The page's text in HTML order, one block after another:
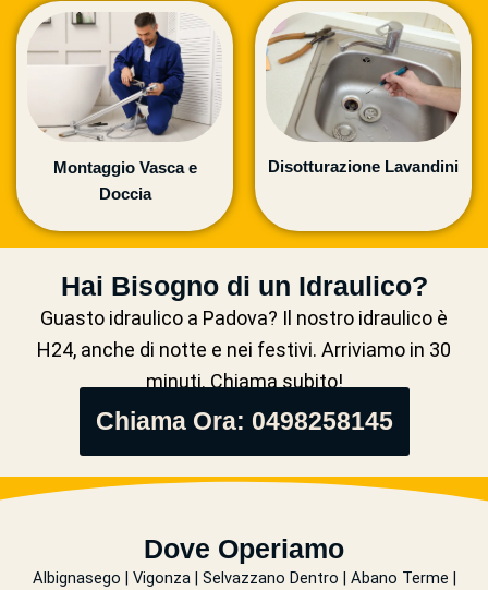
Montaggio Vasca e
Doccia
Disotturazione Lavandini
Hai Bisogno di un Idraulico?
Guasto idraulico a Padova? Il nostro idraulico è
H24, anche di notte e nei festivi. Arriviamo in 30
minuti. Chiama subito!
Chiama Ora: 0498258145
Dove Operiamo
Albignasego | Vigonza | Selvazzano Dentro | Abano Terme |